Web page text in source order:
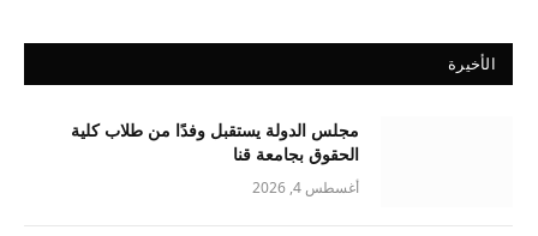
الأخيرة
مجلس الدولة يستقبل وفدًا من طلاب كلية
الحقوق بجامعة قنا
أغسطس 4, 2026